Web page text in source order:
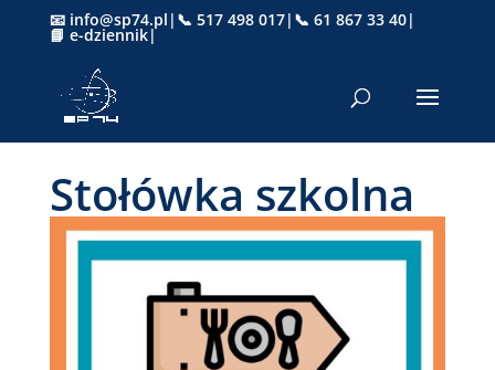
📧 info@sp74.pl | 📞 517 498 017| 📞 61 867 33 40|
📘 e-dziennik|
Stołówka szkolna